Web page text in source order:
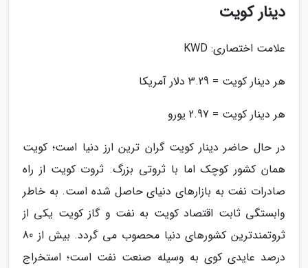
دینار کویت
علامت اختصاری: KWD
هر دینار کویت = 3.29 دلار آمریکا
هر دینار کویت = 2.97 یورو
در حال حاضر دینار کویت گران ترین ارز دنیا است؛ کویت
همان کشور کوچک اما با ثروتی بزرگ. ثروت کویت از راه
صادرات نفت به بازارهای دنیای حاصل شده است. به خاطر
وابستگی ثابت اقتصاد کویت به نفت و گاز کویت یکی از
ثروتمندترین کشورهای دنیا محصوب می گردد. بیش از 80
درصد عایدی کوی به وسیله صنعت نفت است؛ استخراج